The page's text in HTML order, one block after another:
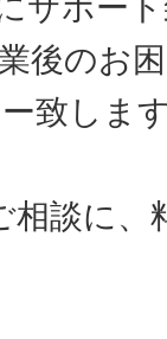
サポー
後のお
致しま
相談に